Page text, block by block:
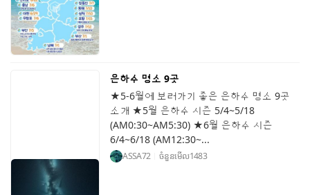
은하수 명소 9곳
★5-6월에 보러가기 좋은 은하수 명소 9곳
소개 ★5월 은하수 시즌 5/4~5/18
(AM0:30~AM5:30) ★6월 은하수 시즌
6/4~6/18 (AM12:30~...
ASSA72 ចំនួនមើល1483